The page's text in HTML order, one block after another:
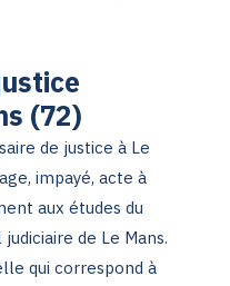
(72)
de justice à Le
impayé, acte à
aux études du
de Le Mans.
qui correspond à